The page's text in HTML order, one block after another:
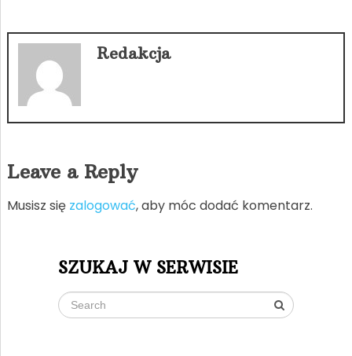
Redakcja
Leave a Reply
Musisz się zalogować, aby móc dodać komentarz.
SZUKAJ W SERWISIE